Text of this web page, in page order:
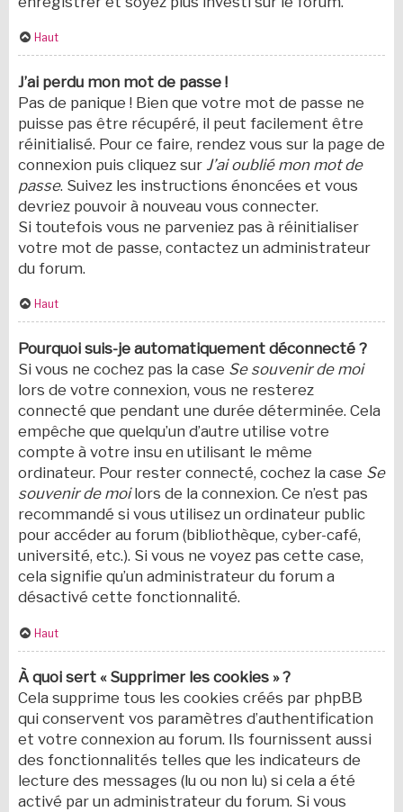
Haut
J’ai perdu mon mot de passe !
Pas de panique ! Bien que votre mot de passe ne
puisse pas être récupéré, il peut facilement être
réinitialisé. Pour ce faire, rendez vous sur la page de
connexion puis cliquez sur J’ai oublié mon mot de
passe. Suivez les instructions énoncées et vous
devriez pouvoir à nouveau vous connecter.
Si toutefois vous ne parveniez pas à réinitialiser
votre mot de passe, contactez un administrateur
du forum.
Haut
Pourquoi suis-je automatiquement déconnecté ?
Si vous ne cochez pas la case Se souvenir de moi
lors de votre connexion, vous ne resterez
connecté que pendant une durée déterminée. Cela
empêche que quelqu’un d’autre utilise votre
compte à votre insu en utilisant le même
ordinateur. Pour rester connecté, cochez la case Se
souvenir de moilors de la connexion. Ce n’est pas
recommandé si vous utilisez un ordinateur public
pour accéder au forum (bibliothèque, cyber-café,
université, etc.). Si vous ne voyez pas cette case,
cela signifie qu’un administrateur du forum a
désactivé cette fonctionnalité.
Haut
À quoi sert « Supprimer les cookies » ?
Cela supprime tous les cookies créés par phpBB
qui conservent vos paramètres d’authentification
et votre connexion au forum. Ils fournissent aussi
des fonctionnalités telles que les indicateurs de
lecture des messages (lu ou non lu) si cela a été
activé par un administrateur du forum. Si vous